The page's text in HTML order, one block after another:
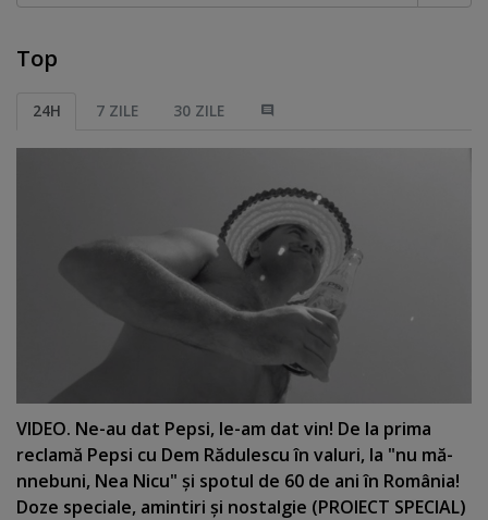
Top
24H 7 ZILE 30 ZILE
VIDEO. Ne-au dat Pepsi, le-am dat vin! De la prima
reclamă Pepsi cu Dem Rădulescu în valuri, la "nu mă-
nnebuni, Nea Nicu" şi spotul de 60 de ani în România!
Doze speciale, amintiri şi nostalgie (PROIECT SPECIAL)